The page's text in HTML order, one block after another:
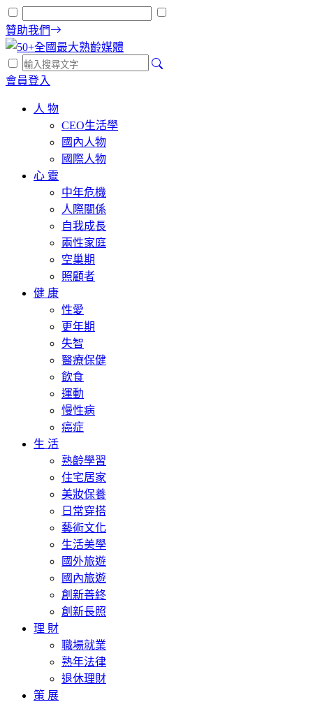
贊助我們
會員登入
人 物
CEO生活學
國內人物
國際人物
心 靈
中年危機
人際關係
自我成長
兩性家庭
空巢期
照顧者
健 康
性愛
更年期
失智
醫療保健
飲食
運動
慢性病
癌症
生 活
熟齡學習
住宅居家
美妝保養
日常穿搭
藝術文化
生活美學
國外旅遊
國內旅遊
創新善終
創新長照
理 財
職場就業
熟年法律
退休理財
策 展